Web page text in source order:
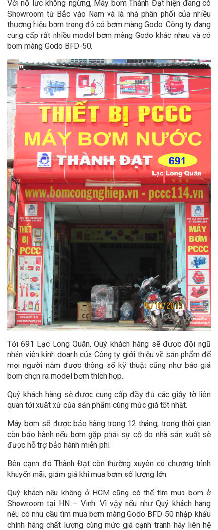
Với nỗ lực không ngừng, Máy bơm Thành Đạt hiện đang có
Showroom từ Bắc vào Nam và là nhà phân phối của nhiều
thương hiệu bơm trong đó có bơm màng Godo. Công ty đang
cung cấp rất nhiều model bơm màng Godo khác nhau và có
bơm màng Godo BFD-50.
Tới 691 Lạc Long Quân, Quý khách hàng sẽ được đội ngũ
nhân viên kinh doanh của Công ty giới thiệu về sản phẩm để
mọi người nắm được thông số kỹ thuật cũng như báo giá
bơm chọn ra model bơm thích hợp.
Quý khách hàng sẽ được cung cấp đầy đủ các giấy tờ liên
quan tới xuất xứ của sản phẩm cùng mức giá tốt nhất.
Máy bơm sẽ được bảo hàng trong 12 tháng, trong thời gian
còn bảo hành nếu bơm gặp phải sự cố do nhà sản xuất sẽ
được hỗ trợ bảo hành miễn phí.
Bên cạnh đó Thành Đạt còn thường xuyên có chương trình
khuyến mãi, giảm giá khi mua bơm số lượng lớn.
Quý khách nếu không ở HCM cũng có thể tìm mua bơm ở
Showroom tại HN – Vinh. Vì vậy nếu như Quý khách hàng
nếu có nhu cầu tìm mua bơm màng Godo BFD-50 nhập khẩu
chính hãng chất lượng cùng mức giá cạnh tranh hãy liên hệ